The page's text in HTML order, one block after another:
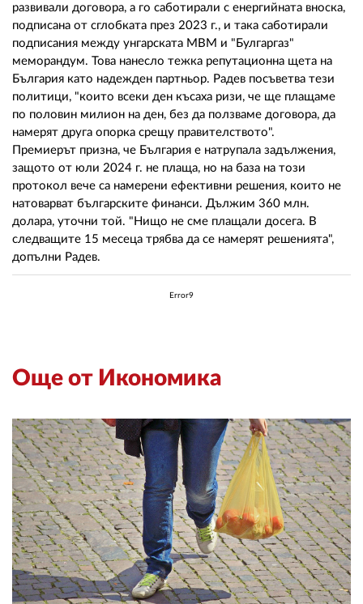
развивали договора, а го саботирали с енергийната вноска,
подписана от сглобката през 2023 г., и така саботирали
подписания между унгарската МВМ и "Булгаргаз"
меморандум. Това нанесло тежка репутационна щета на
България като надежден партньор. Радев посъветва тези
политици, "които всеки ден късаха ризи, че ще плащаме
по половин милион на ден, без да ползваме договора, да
намерят друга опорка срещу правителството".
Премиерът призна, че България е натрупала задължения,
защото от юли 2024 г. не плаща, но на база на този
протокол вече са намерени ефективни решения, които не
натоварват българските финанси. Дължим 360 млн.
долара, уточни той. "Нищо не сме плащали досега. В
следващите 15 месеца трябва да се намерят решенията",
допълни Радев.
Error9
Още от Икономика